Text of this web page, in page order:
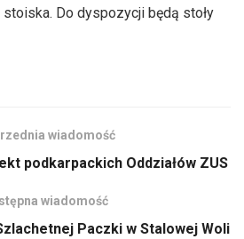
Do dyspozycji będą stoły
wiadomość
podkarpackich Oddziałów ZUS
wiadomość
Paczki w Stalowej Woli